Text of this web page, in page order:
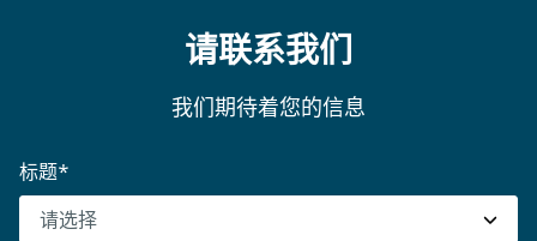
请联系我们
我们期待着您的信息
标题*